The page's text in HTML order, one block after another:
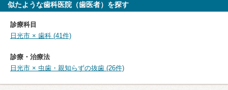
似たような歯科医院（歯医者）を探す
診療科目
日光市 × 歯科 (41件)
診療・治療法
日光市 × 虫歯・親知らずの抜歯 (26件)